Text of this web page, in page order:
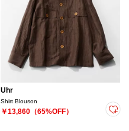
Uhr
Shirt Blouson
￥13,860（65%OFF）